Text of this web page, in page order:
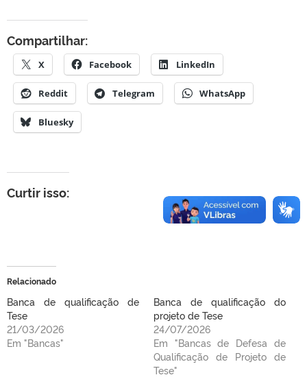
Compartilhar:
X Facebook LinkedIn
Reddit Telegram WhatsApp
Bluesky
Curtir isso:
Relacionado
Banca de qualificação de
Tese
21/03/2026
Em "Bancas"
Banca de qualificação do
projeto de Tese
24/07/2026
Em "Bancas de Defesa de
Qualificação de Projeto de
Tese"